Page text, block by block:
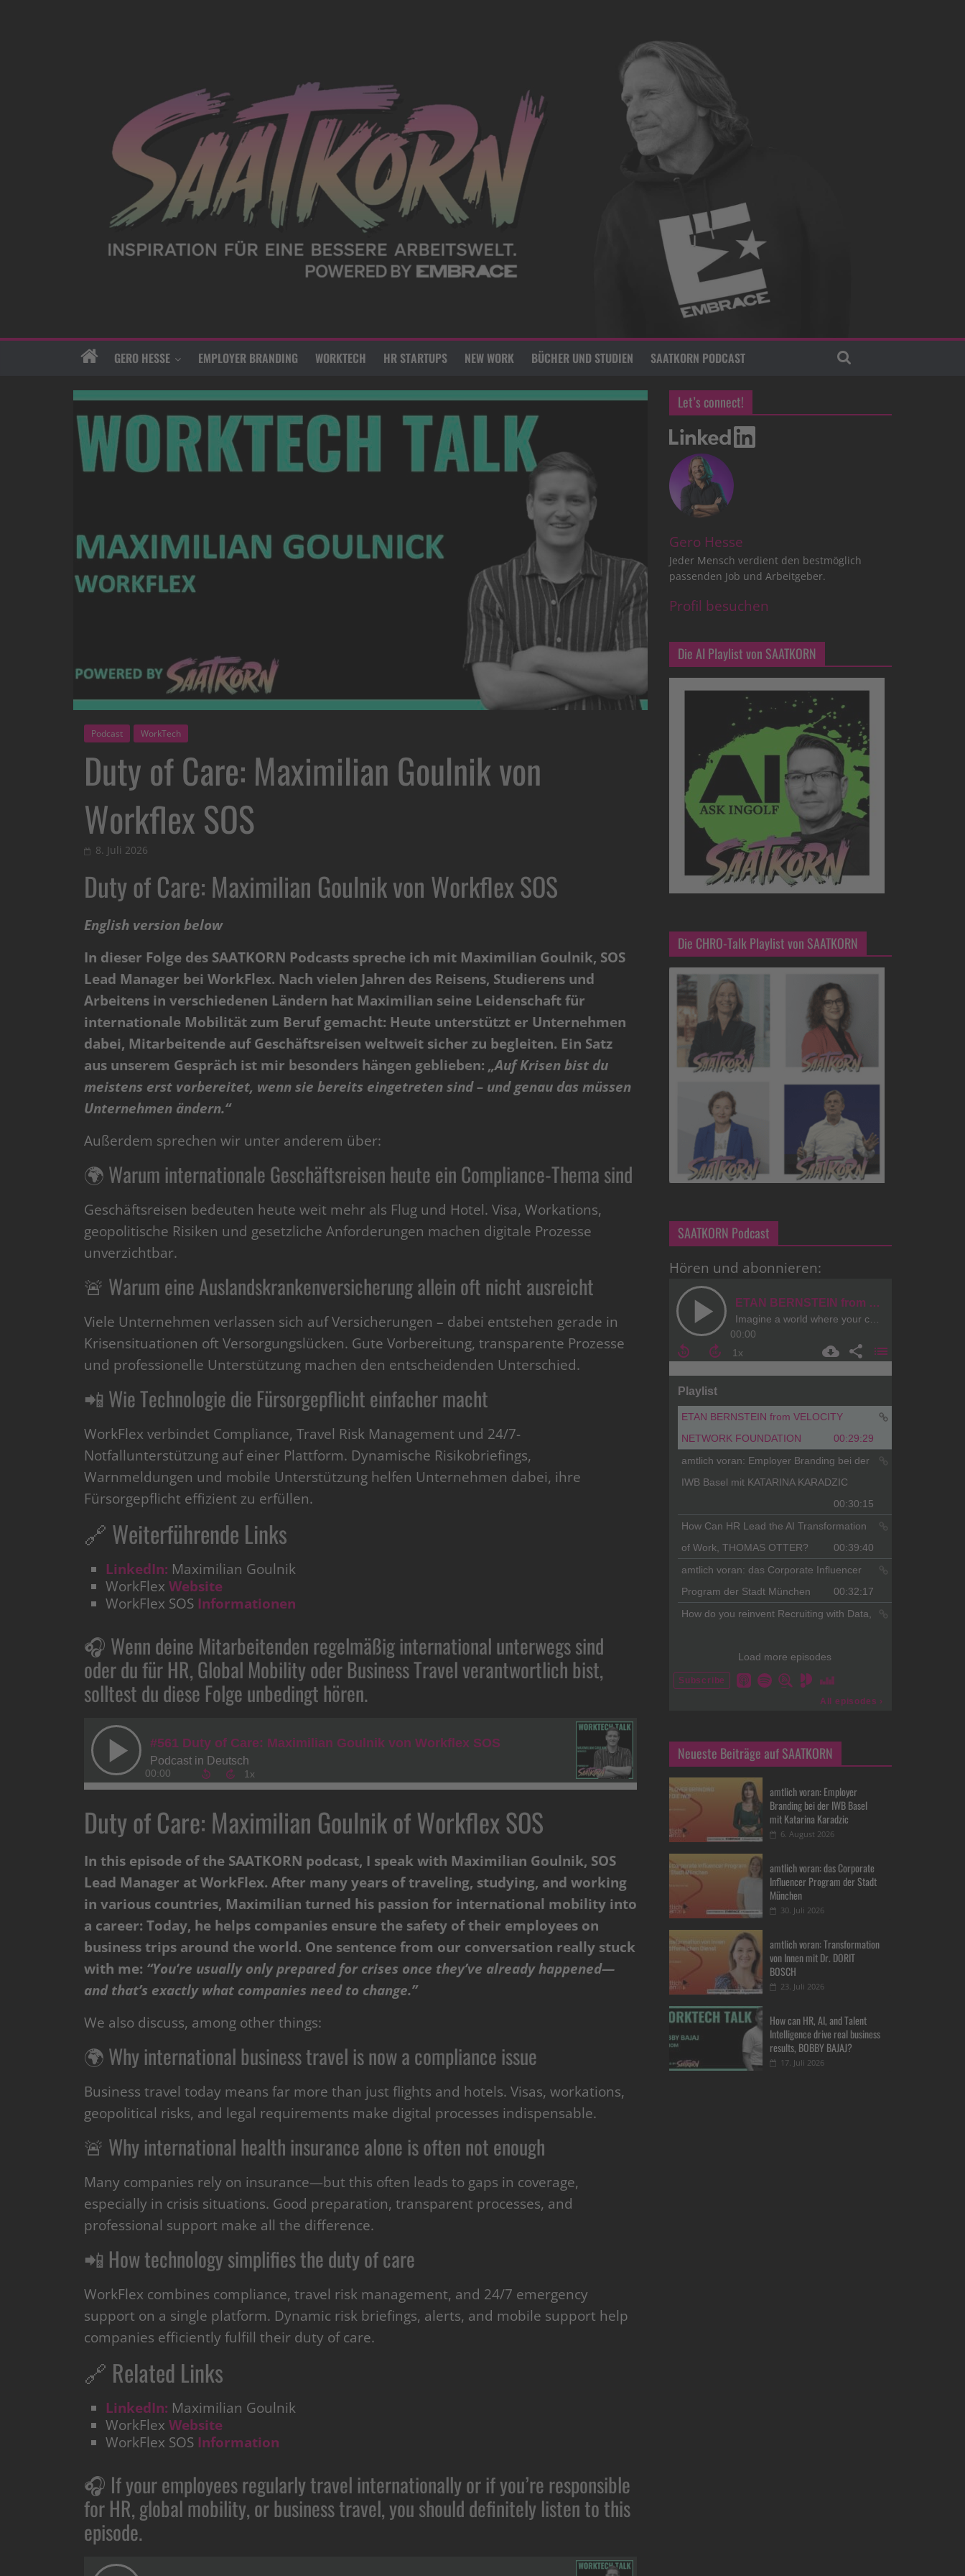
GERO HESSE EMPLOYER BRANDING WORKTECH HR STARTUPS NEW WORK BÜCHER UND STUDIEN SAATKORN PODCAST
Podcast WorkTech
Duty of Care: Maximilian Goulnik von
Workflex SOS
8. Juli 2026
Duty of Care: Maximilian Goulnik von Workflex SOS
English version below
In dieser Folge des SAATKORN Podcasts spreche ich mit Maximilian Goulnik, SOS
Lead Manager bei WorkFlex. Nach vielen Jahren des Reisens, Studierens und
Arbeitens in verschiedenen Ländern hat Maximilian seine Leidenschaft für
internationale Mobilität zum Beruf gemacht: Heute unterstützt er Unternehmen
dabei, Mitarbeitende auf Geschäftsreisen weltweit sicher zu begleiten. Ein Satz
aus unserem Gespräch ist mir besonders hängen geblieben: „Auf Krisen bist du
meistens erst vorbereitet, wenn sie bereits eingetreten sind – und genau das müssen
Unternehmen ändern.“
Außerdem sprechen wir unter anderem über:
🌍 Warum internationale Geschäftsreisen heute ein Compliance-Thema sind
Geschäftsreisen bedeuten heute weit mehr als Flug und Hotel. Visa, Workations,
geopolitische Risiken und gesetzliche Anforderungen machen digitale Prozesse
unverzichtbar.
🚨 Warum eine Auslandskrankenversicherung allein oft nicht ausreicht
Viele Unternehmen verlassen sich auf Versicherungen – dabei entstehen gerade in
Krisensituationen oft Versorgungslücken. Gute Vorbereitung, transparente Prozesse
und professionelle Unterstützung machen den entscheidenden Unterschied.
📲 Wie Technologie die Fürsorgepflicht einfacher macht
WorkFlex verbindet Compliance, Travel Risk Management und 24/7-
Notfallunterstützung auf einer Plattform. Dynamische Risikobriefings,
Warnmeldungen und mobile Unterstützung helfen Unternehmen dabei, ihre
Fürsorgepflicht effizient zu erfüllen.
🔗 Weiterführende Links
LinkedIn: Maximilian Goulnik
WorkFlex Website
WorkFlex SOS Informationen
🎧 Wenn deine Mitarbeitenden regelmäßig international unterwegs sind
oder du für HR, Global Mobility oder Business Travel verantwortlich bist,
solltest du diese Folge unbedingt hören.
Duty of Care: Maximilian Goulnik of Workflex SOS
In this episode of the SAATKORN podcast, I speak with Maximilian Goulnik, SOS
Lead Manager at WorkFlex. After many years of traveling, studying, and working
in various countries, Maximilian turned his passion for international mobility into
a career: Today, he helps companies ensure the safety of their employees on
business trips around the world. One sentence from our conversation really stuck
with me: “You’re usually only prepared for crises once they’ve already happened—
and that’s exactly what companies need to change.”
We also discuss, among other things:
🌍 Why international business travel is now a compliance issue
Business travel today means far more than just flights and hotels. Visas, workations,
geopolitical risks, and legal requirements make digital processes indispensable.
🚨 Why international health insurance alone is often not enough
Many companies rely on insurance—but this often leads to gaps in coverage,
especially in crisis situations. Good preparation, transparent processes, and
professional support make all the difference.
📲 How technology simplifies the duty of care
WorkFlex combines compliance, travel risk management, and 24/7 emergency
support on a single platform. Dynamic risk briefings, alerts, and mobile support help
companies efficiently fulfill their duty of care.
🔗 Related Links
LinkedIn: Maximilian Goulnik
WorkFlex Website
WorkFlex SOS Information
🎧 If your employees regularly travel internationally or if you’re responsible
for HR, global mobility, or business travel, you should definitely listen to this
episode.
Let’s connect!
Gero Hesse
Jeder Mensch verdient den bestmöglich
passenden Job und Arbeitgeber.
Profil besuchen
Die AI Playlist von SAATKORN
Die CHRO-Talk Playlist von SAATKORN
SAATKORN Podcast
Hören und abonnieren:
Neueste Beiträge auf SAATKORN
amtlich voran: Employer
Branding bei der IWB Basel
mit Katarina Karadzic
6. August 2026
amtlich voran: das Corporate
Influencer Program der Stadt
München
30. Juli 2026
amtlich voran: Transformation
von Innen mit Dr. DORIT
BOSCH
23. Juli 2026
How can HR, AI, and Talent
Intelligence drive real business
results, BOBBY BAJAJ?
17. Juli 2026